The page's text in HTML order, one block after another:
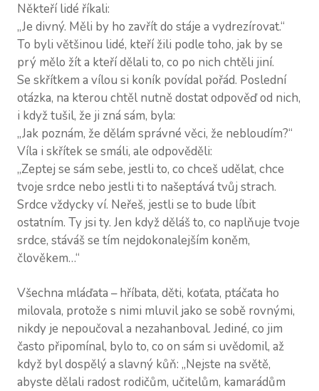
Někteří lidé říkali:
„Je divný. Měli by ho zavřít do stáje a vydrezírovat.“
To byli většinou lidé, kteří žili podle toho, jak by se
prý mělo žít a kteří dělali to, co po nich chtěli jiní.
Se skřítkem a vílou si koník povídal pořád. Poslední
otázka, na kterou chtěl nutně dostat odpověď od nich,
i když tušil, že ji zná sám, byla:
„Jak poznám, že dělám správné věci, že nebloudím?“
Víla i skřítek se smáli, ale odpověděli:
„Zeptej se sám sebe, jestli to, co chceš udělat, chce
tvoje srdce nebo jestli ti to našeptává tvůj strach.
Srdce vždycky ví. Neřeš, jestli se to bude líbit
ostatním. Ty jsi ty. Jen když děláš to, co naplňuje tvoje
srdce, stáváš se tím nejdokonalejším koněm,
člověkem…“
Všechna mláďata – hříbata, děti, koťata, ptáčata ho
milovala, protože s nimi mluvil jako se sobě rovnými,
nikdy je nepoučoval a nezahanboval. Jediné, co jim
často připomínal, bylo to, co on sám si uvědomil, až
když byl dospělý a slavný kůň: „Nejste na světě,
abyste dělali radost rodičům, učitelům, kamarádům